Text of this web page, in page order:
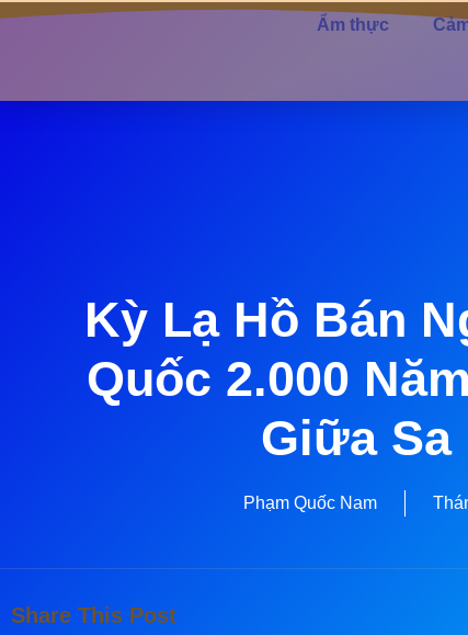
Ẩm thực
Kỳ Lạ Hồ Bán
Quốc 2.000
Giữa Sa
Phạm Quốc Nam
Share This Post